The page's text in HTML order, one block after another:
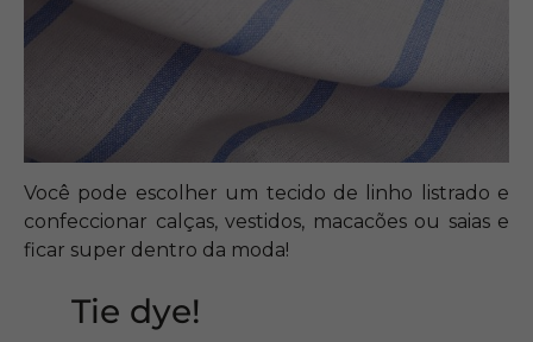
Você pode escolher um tecido de linho listrado e
confeccionar calças, vestidos, macacões ou saias e
ficar super dentro da moda!
Tie dye!